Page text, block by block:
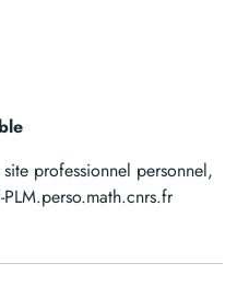
professionnel personnel,